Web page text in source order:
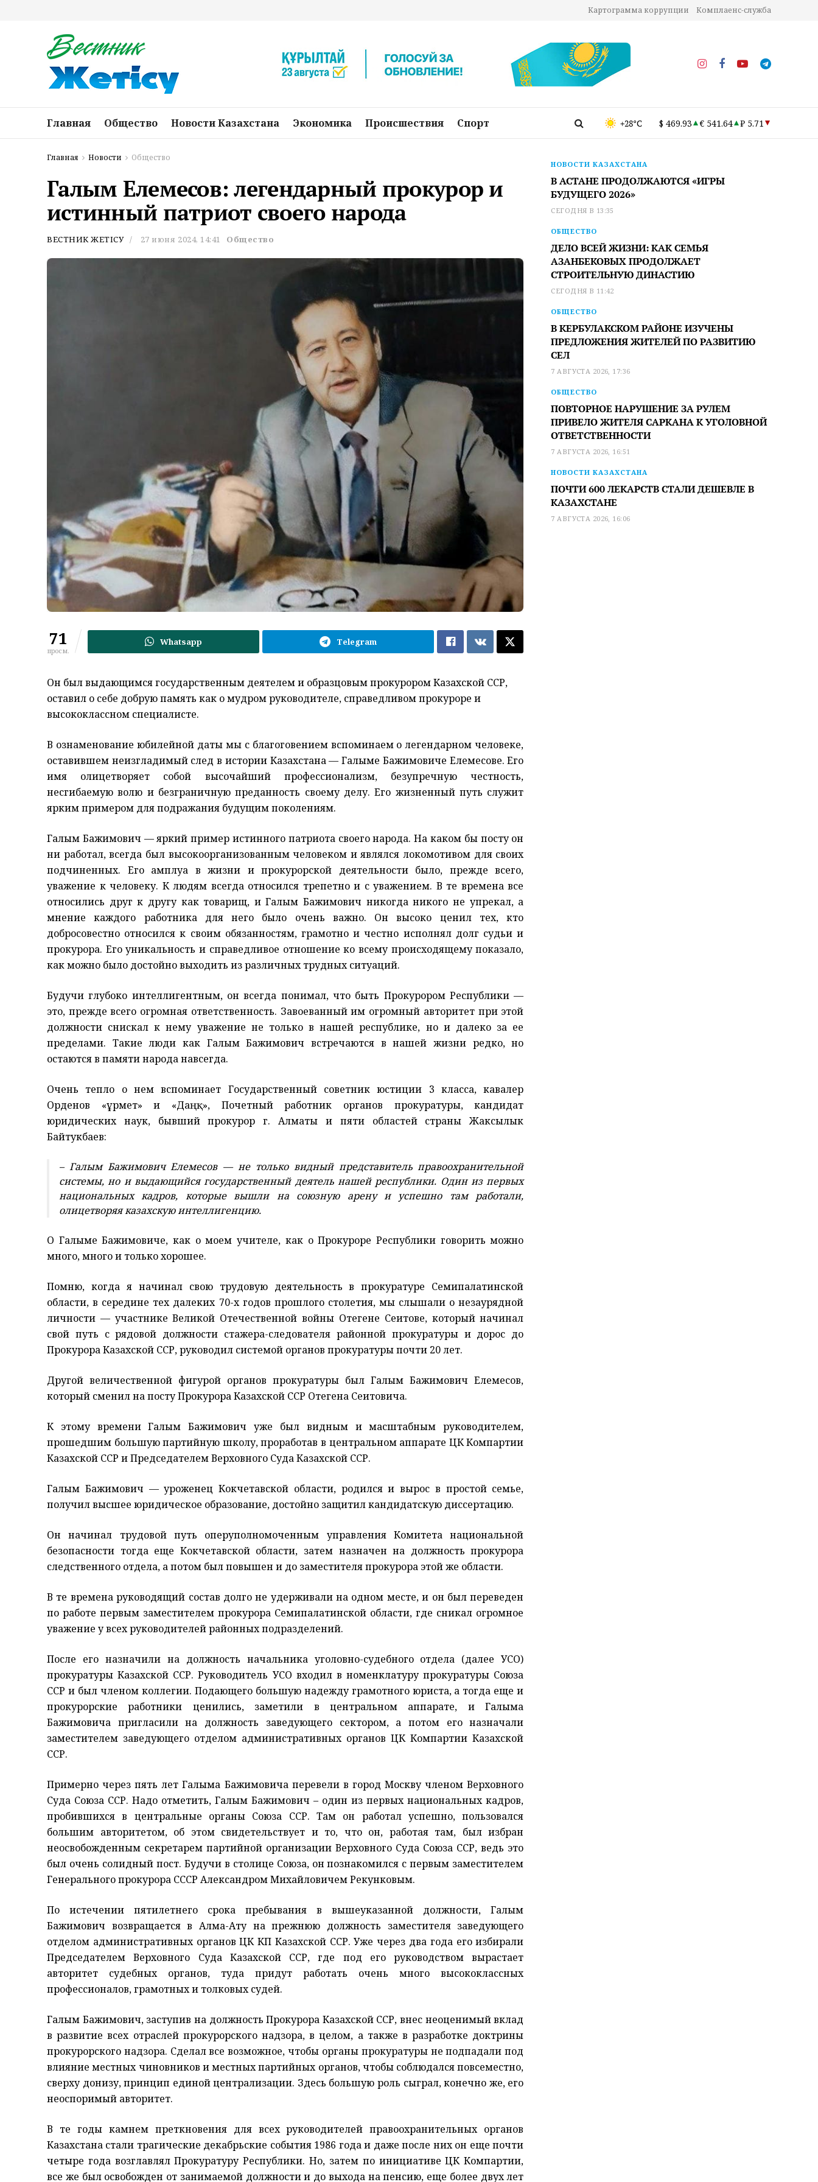
Картограмма коррупции Комплаенс-служба
Главная Общество Новости Казахстана Экономика Происшествия Спорт +28°C $ 469.93 € 541.64 ₽ 5.71
Главная Новости Общество
Галым Елемесов: легендарный прокурор и
истинный патриот своего народа
ВЕСТНИК ЖЕТІСУ 27 июня 2024, 14:41 Общество
71
просм.
Whatsapp Telegram
Он был выдающимся государственным деятелем и образцовым прокурором Казахской ССР,
оставил о себе добрую память как о мудром руководителе, справедливом прокуроре и
высококлассном специалисте.
В ознаменование юбилейной даты мы с благоговением вспоминаем о легендарном человеке,
оставившем неизгладимый след в истории Казахстана — Галыме Бажимовиче Елемесове. Его
имя олицетворяет собой высочайший профессионализм, безупречную честность,
несгибаемую волю и безграничную преданность своему делу. Его жизненный путь служит
ярким примером для подражания будущим поколениям.
Галым Бажимович — яркий пример истинного патриота своего народа. На каком бы посту он
ни работал, всегда был высокоорганизованным человеком и являлся локомотивом для своих
подчиненных. Его амплуа в жизни и прокурорской деятельности было, прежде всего,
уважение к человеку. К людям всегда относился трепетно и с уважением. В те времена все
относились друг к другу как товарищ, и Галым Бажимович никогда никого не упрекал, а
мнение каждого работника для него было очень важно. Он высоко ценил тех, кто
добросовестно относился к своим обязанностям, грамотно и честно исполнял долг судьи и
прокурора. Его уникальность и справедливое отношение ко всему происходящему показало,
как можно было достойно выходить из различных трудных ситуаций.
Будучи глубоко интеллигентным, он всегда понимал, что быть Прокурором Республики —
это, прежде всего огромная ответственность. Завоеванный им огромный авторитет при этой
должности снискал к нему уважение не только в нашей республике, но и далеко за ее
пределами. Такие люди как Галым Бажимович встречаются в нашей жизни редко, но
остаются в памяти народа навсегда.
Очень тепло о нем вспоминает Государственный советник юстиции 3 класса, кавалер
Орденов «Құрмет» и «Даңқ», Почетный работник органов прокуратуры, кандидат
юридических наук, бывший прокурор г. Алматы и пяти областей страны Жаксылык
Байтукбаев:
– Галым Бажимович Елемесов — не только видный представитель правоохранительной
системы, но и выдающийся государственный деятель нашей республики. Один из первых
национальных кадров, которые вышли на союзную арену и успешно там работали,
олицетворяя казахскую интеллигенцию.
О Галыме Бажимовиче, как о моем учителе, как о Прокуроре Республики говорить можно
много, много и только хорошее.
Помню, когда я начинал свою трудовую деятельность в прокуратуре Семипалатинской
области, в середине тех далеких 70-х годов прошлого столетия, мы слышали о незаурядной
личности — участнике Великой Отечественной войны Отегене Сеитове, который начинал
свой путь с рядовой должности стажера-следователя районной прокуратуры и дорос до
Прокурора Казахской ССР, руководил системой органов прокуратуры почти 20 лет.
Другой величественной фигурой органов прокуратуры был Галым Бажимович Елемесов,
который сменил на посту Прокурора Казахской ССР Отегена Сеитовича.
К этому времени Галым Бажимович уже был видным и масштабным руководителем,
прошедшим большую партийную школу, проработав в центральном аппарате ЦК Компартии
Казахской ССР и Председателем Верховного Суда Казахской ССР.
Галым Бажимович — уроженец Кокчетавской области, родился и вырос в простой семье,
получил высшее юридическое образование, достойно защитил кандидатскую диссертацию.
Он начинал трудовой путь оперуполномоченным управления Комитета национальной
безопасности тогда еще Кокчетавской области, затем назначен на должность прокурора
следственного отдела, а потом был повышен и до заместителя прокурора этой же области.
В те времена руководящий состав долго не удерживали на одном месте, и он был переведен
по работе первым заместителем прокурора Семипалатинской области, где сникал огромное
уважение у всех руководителей районных подразделений.
После его назначили на должность начальника уголовно-судебного отдела (далее УСО)
прокуратуры Казахской ССР. Руководитель УСО входил в номенклатуру прокуратуры Союза
ССР и был членом коллегии. Подающего большую надежду грамотного юриста, а тогда еще и
прокурорские работники ценились, заметили в центральном аппарате, и Галыма
Бажимовича пригласили на должность заведующего сектором, а потом его назначали
заместителем заведующего отделом административных органов ЦК Компартии Казахской
ССР.
Примерно через пять лет Галыма Бажимовича перевели в город Москву членом Верховного
Суда Союза ССР. Надо отметить, Галым Бажимович – один из первых национальных кадров,
пробившихся в центральные органы Союза ССР. Там он работал успешно, пользовался
большим авторитетом, об этом свидетельствует и то, что он, работая там, был избран
неосвобожденным секретарем партийной организации Верховного Суда Союза ССР, ведь это
был очень солидный пост. Будучи в столице Союза, он познакомился с первым заместителем
Генерального прокурора СССР Александром Михайловичем Рекунковым.
По истечении пятилетнего срока пребывания в вышеуказанной должности, Галым
Бажимович возвращается в Алма-Ату на прежнюю должность заместителя заведующего
отделом административных органов ЦК КП Казахской ССР. Уже через два года его избирали
Председателем Верховного Суда Казахской ССР, где под его руководством вырастает
авторитет судебных органов, туда придут работать очень много высококлассных
профессионалов, грамотных и толковых судей.
Галым Бажимович, заступив на должность Прокурора Казахской ССР, внес неоценимый вклад
в развитие всех отраслей прокурорского надзора, в целом, а также в разработке доктрины
прокурорского надзора. Сделал все возможное, чтобы органы прокуратуры не подпадали под
влияние местных чиновников и местных партийных органов, чтобы соблюдался повсеместно,
сверху донизу, принцип единой централизации. Здесь большую роль сыграл, конечно же, его
неоспоримый авторитет.
В те годы камнем преткновения для всех руководителей правоохранительных органов
Казахстана стали трагические декабрьские события 1986 года и даже после них он еще почти
четыре года возглавлял Прокуратуру Республики. Но, затем по инициативе ЦК Компартии,
все же был освобожден от занимаемой должности и до выхода на пенсию, еще более двух лет
НОВОСТИ КАЗАХСТАНА
В АСТАНЕ ПРОДОЛЖАЮТСЯ «ИГРЫ
БУДУЩЕГО 2026»
СЕГОДНЯ В 13:35
ОБЩЕСТВО
ДЕЛО ВСЕЙ ЖИЗНИ: КАК СЕМЬЯ
АЗАНБЕКОВЫХ ПРОДОЛЖАЕТ
СТРОИТЕЛЬНУЮ ДИНАСТИЮ
СЕГОДНЯ В 11:42
ОБЩЕСТВО
В КЕРБУЛАКСКОМ РАЙОНЕ ИЗУЧЕНЫ
ПРЕДЛОЖЕНИЯ ЖИТЕЛЕЙ ПО РАЗВИТИЮ
СЕЛ
7 АВГУСТА 2026, 17:36
ОБЩЕСТВО
ПОВТОРНОЕ НАРУШЕНИЕ ЗА РУЛЕМ
ПРИВЕЛО ЖИТЕЛЯ САРКАНА К УГОЛОВНОЙ
ОТВЕТСТВЕННОСТИ
7 АВГУСТА 2026, 16:51
НОВОСТИ КАЗАХСТАНА
ПОЧТИ 600 ЛЕКАРСТВ СТАЛИ ДЕШЕВЛЕ В
КАЗАХСТАНЕ
7 АВГУСТА 2026, 16:06